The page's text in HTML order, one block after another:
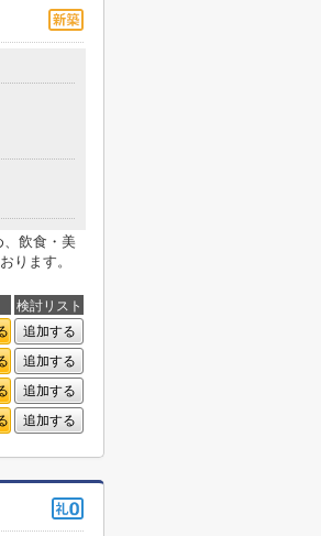
、飲食・美
ります。
検討リスト
追加する
追加する
追加する
追加する